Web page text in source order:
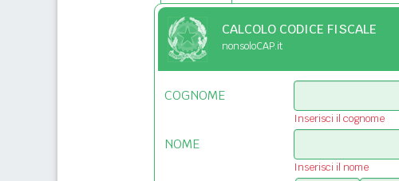
CALCOLO CODICE FISCALE
nonsoloCAP.it
COGNOME
Inserisci il cognome
NOME
Inserisci il nome